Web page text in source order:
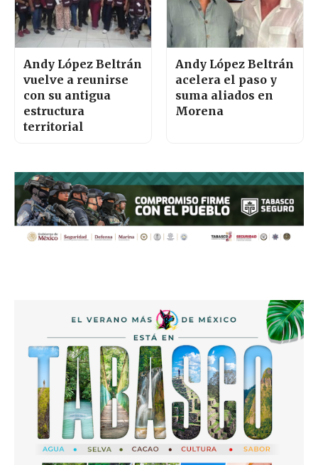
Andy López Beltrán
vuelve a reunirse
con su antigua
estructura
territorial
Andy López Beltrán
acelera el paso y
suma aliados en
Morena